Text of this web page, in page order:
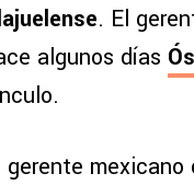
. El
algunos días
gerente